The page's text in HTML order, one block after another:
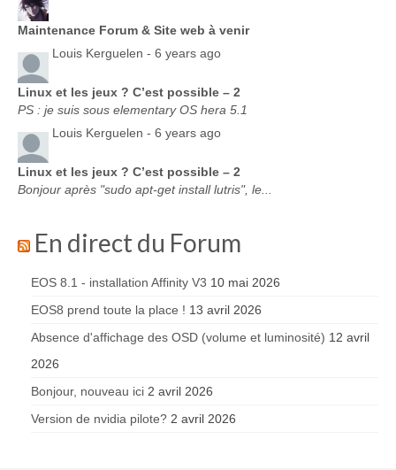
Maintenance Forum & Site web à venir
Louis Kerguelen - 6 years ago
Linux et les jeux ? C’est possible – 2
PS : je suis sous elementary OS hera 5.1
Louis Kerguelen - 6 years ago
Linux et les jeux ? C’est possible – 2
Bonjour après "sudo apt-get install lutris", le...
En direct du Forum
EOS 8.1 - installation Affinity V3 10 mai 2026
EOS8 prend toute la place ! 13 avril 2026
Absence d'affichage des OSD (volume et luminosité) 12 avril
2026
Bonjour, nouveau ici 2 avril 2026
Version de nvidia pilote? 2 avril 2026